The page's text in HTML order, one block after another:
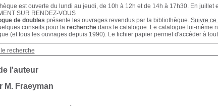
est ouverte du lundi au jeudi, de 10h à 12h et de 14h à 17h30. En juillet
SUR RENDEZ-VOUS
de doubles présente les ouvrages revendus par la bibliothèque. Suivre ce
conseils pour la recherchedans le catalogue. Le catalogue lui-même
(et tous les ouvrages depuis 1990). Le fichier papier permet d'accéder à
recherche
l'auteur
M. Fraeyman